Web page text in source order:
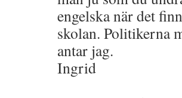
engelska när det
skolan. Politikerna
antar jag.
Ingrid